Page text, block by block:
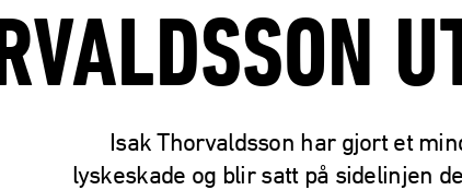
Isak Thorvaldsson har gjort et
lyskeskade og blir satt på sidelinjen